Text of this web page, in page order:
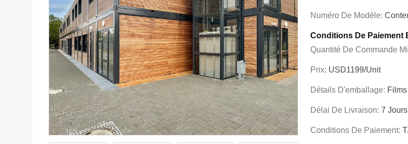
Numéro De Modèle:
Conditions De Paiement
Quantité De Commande
Prix: USD1199/unit
Détails D'emballage:
Délai De Livraison: 7 Jours
Conditions De Paiement: